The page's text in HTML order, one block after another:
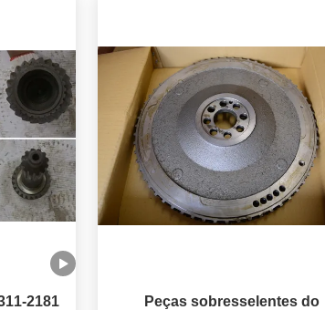
2181
Peças sobresselentes do